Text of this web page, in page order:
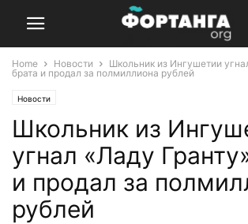
Home Новости
Школьник из Ингушетии
брата и продал за полмиллиона рублей
Новости
Школьник из
угнал «Ладу
и продал за
рублей